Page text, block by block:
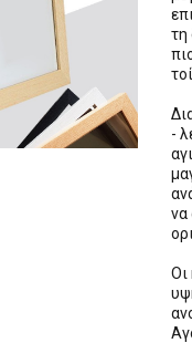
τη
-
να
Οι